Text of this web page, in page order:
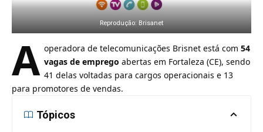
Reprodução: Brisanet
A operadora de telecomunicações Brisnet está com 54
vagas de emprego abertas em Fortaleza (CE), sendo
41 delas voltadas para cargos operacionais e 13
para promotores de vendas.
Tópicos